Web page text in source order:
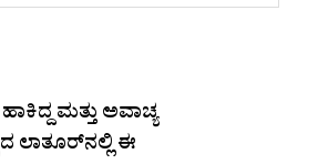
ಮತ್ತು ಅವಾಚ್ಯ
ಲಾತೂರ್‌ನಲ್ಲಿ ಈ